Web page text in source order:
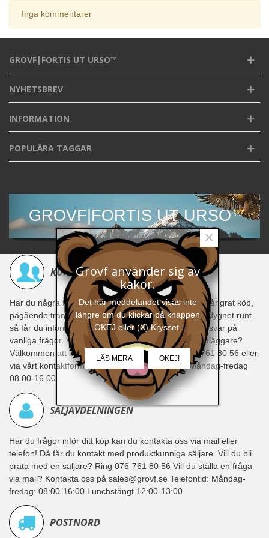
Inga kommentarer
GROVF|FORTIS UT URSO™
NYHETSBREV
INFORMATION
POPULÄRA TAGGAR
GROVF|FORTIS UT URSO™
KUNDSERVICE
Har du några frågor gällande din order, reklamation, ångrat köp,
pågående transport eller om din produkt? Maila oss dygnet runt
så får du information om ditt köp, produktguider och svar på
vanliga frågor. Vill du prata med någon av våra handläggare?
Välkommen att kontakta vår kundservice på 076 - 761 80 56 eller
via vårt kontaktformulär. Öppettider för telefon: Måndag-fredag
08.00-16.00.
SÄLJAVDELNINGEN
Har du frågor inför ditt köp kan du kontakta oss via mail eller
telefon! Då får du kontakt med produktkunniga säljare. Vill du bli
prata med en säljare? Ring 076-761 80 56 Vill du ställa en fråga
via mail? Kontakta oss på sales@grovf.se Telefontid: Måndag-
fredag: 08:00-16:00 Lunchstängt 12:00-13:00
POSTNORD
Grovf använder sig av
kakor.
Det här meddelandet visas inte
längre om du klickar på knappen
OKEJ eller (X) Krysset.
LÄS MERA OKEJ!
×